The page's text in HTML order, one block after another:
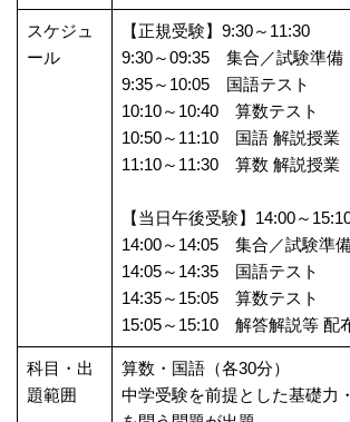
スケジュ
ール
【正規受験】9:30～11:30
9:30～09:35 集合／試験準備
9:35～10:05 国語テスト
10:10～10:40 算数テスト
10:50～11:10 国語 解説授業
11:10～11:30 算数 解説授業
【当日午後受験】14:00～
14:00～14:05 集合／試験準
14:05～14:35 国語テスト
14:35～15:05 算数テスト
15:05～15:10 解答解説等 配
科目・出
題範囲
算数・国語（各30分）
中学受験を前提とした基礎力